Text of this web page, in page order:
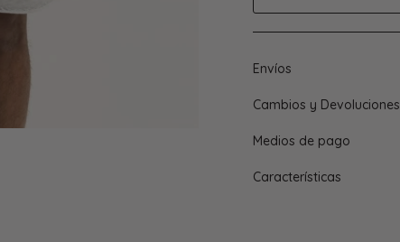
Envíos
Cambios y Devoluciones
Medios de pago
Características